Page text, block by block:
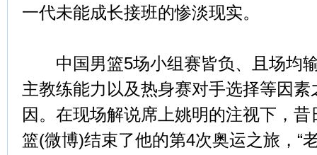
一代未能成长接班的惨淡现实。
中国男篮5场小组赛皆负、且场均
主教练能力以及热身赛对手选择等因
因。在现场解说席上姚明的注视下，
篮(微博)结束了他的第4次奥运之旅，“